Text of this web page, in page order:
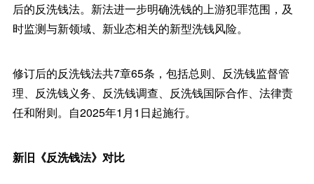
后的反洗钱法。新法进一步明确洗钱的上游犯罪范围，及
时监测与新领域、新业态相关的新型洗钱风险。
修订后的反洗钱法共7章65条，包括总则、反洗钱监督管
理、反洗钱义务、反洗钱调查、反洗钱国际合作、法律责
任和附则。自2025年1月1日起施行。
新旧《反洗钱法》对比